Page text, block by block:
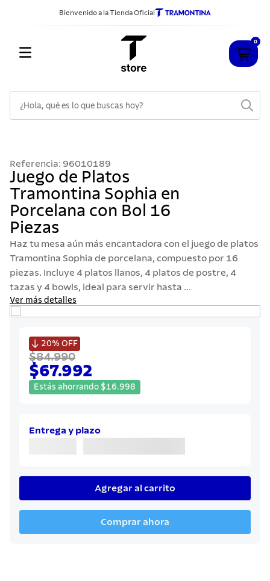
Bienvenido a la Tienda Oficial
0
Referencia: 96010189
Juego de Platos
Tramontina Sophia en
Porcelana con Bol 16
Piezas
Haz tu mesa aún más encantadora con el juego de platos
Tramontina Sophia de porcelana, compuesto por 16
piezas. Incluye 4 platos llanos, 4 platos de postre, 4
tazas y 4 bowls, ideal para servir hasta ...
Ver más detalles
 20% OFF
$84.990
$67.992
Estás ahorrando $16.998
Entrega y plazo
Agregar al carrito
Comprar ahora
2 .
sarten
3.
cubiertos
4.
ollas
5.
acero inoxidable
6.
grano
7.
solar
8.
cuchillo
9.
442
10. termo